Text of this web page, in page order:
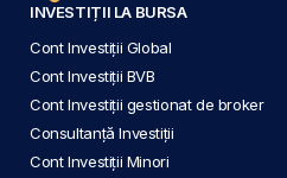
INVESTIȚII LA BURSA
Cont Investiții Global
Cont Investiții BVB
Cont Investiții gestionat de broker
Consultanță Investiții
Cont Investiții Minori